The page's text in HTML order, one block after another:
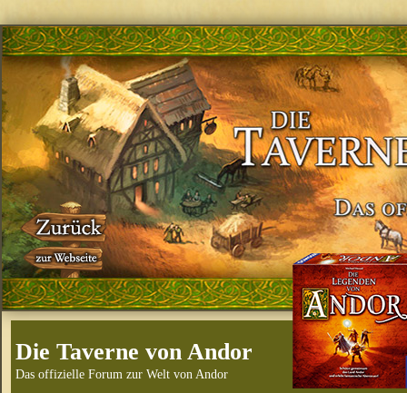
Die Taverne von Andor
Das offizielle Forum zur Welt von Andor